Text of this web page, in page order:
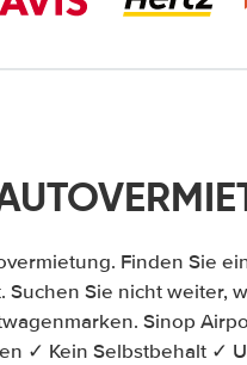
Finden Sie
Suchen Sie nicht weiter,
Sinop
✓ Kein Selbstbehalt ✓